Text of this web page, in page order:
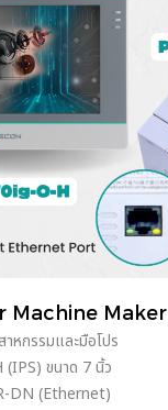
Machine Maker
หกรรมและมือโปร
ขนาด 7 นิ้ว
DN (Ethernet)